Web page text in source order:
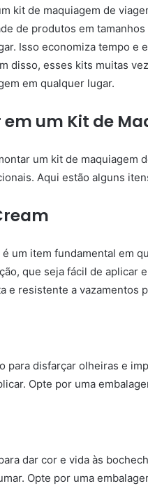
kit de maquiagem de
de produtos em
Isso economiza tempo
disso, esses kits muitas
em qualquer lugar.
em um Kit de
um kit de
Aqui estão alguns
é um item fundamental em
que seja fácil de aplicar
e resistente a vazamentos
para disfarçar olheiras e
Opte por uma
dar cor e vida às
Opte por uma